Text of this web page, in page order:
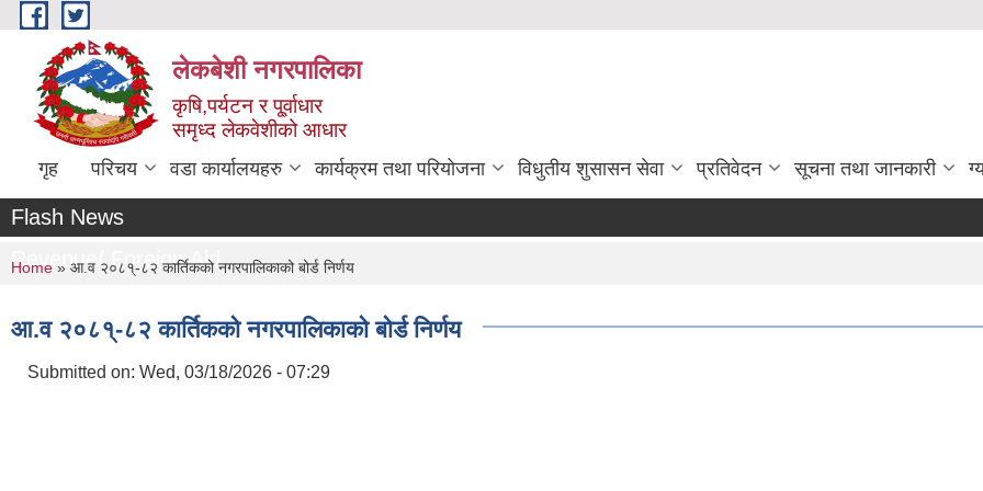
Skip to main content
लेकबेशी नगरपालिका
कृषि,पर्यटन र पू्र्वाधार
समृध्द लेकवेशीको आधार
गृह परिचय वडा कार्यालयहरु कार्यक्रम तथा परियोजना विधुतीय शुसासन सेवा प्रतिवेदन सूचना तथा जानकारी
Flash News
Revenue/ Foreign Aid
You are here
Home » आ.व २०८१्-८२ कार्तिकको नगरपालिकाको बोर्ड निर्णय
आ.व २०८१्-८२ कार्तिकको नगरपालिकाको बोर्ड निर्णय
Submitted on: Wed, 03/18/2026 - 07:29